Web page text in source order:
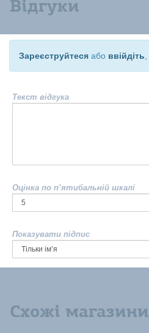
Відгуки
Зареєструйтеся або ввійдіть
Текст відгука
Оцінка по п’ятибальній шкалі
Показувати підпис
Схожі магазини